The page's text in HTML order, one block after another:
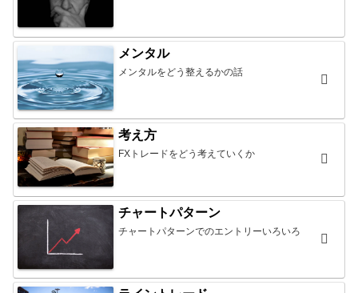
メンタル
メンタルをどう整えるかの話
考え方
FXトレードをどう考えていくか
チャートパターン
チャートパターンでのエントリーいろいろ